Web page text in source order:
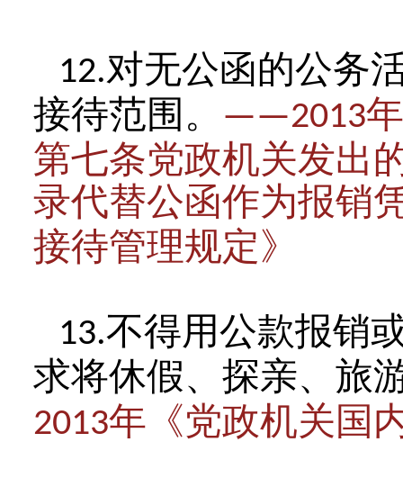
12.对无公函的公务
接待范围。
——2013
第七条党政机关发出
录代替公函作为报销
接待管理规定》
13.不得用公款报销
求将休假、探亲、旅
2013年《党政机关国